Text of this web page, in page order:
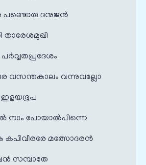
പണ്ടൊരു ദനുജന്‍
താരേശമുഖി
പർവ്വതപ്രദേശം
വസന്തകാലം വന്നുവല്ലോ
ഇളയഭൂപ
നാം പോയാല്‍പിന്നെ
കപിവീരരേ മത്സോദരന്‍
സമ്പാതേ